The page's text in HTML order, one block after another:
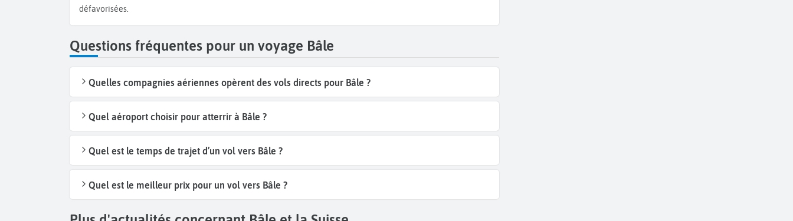
défavorisées.
Questions fréquentes pour un voyage Bâle
Quelles compagnies aériennes opèrent des vols directs pour Bâle ?
Quel aéroport choisir pour atterrir à Bâle ?
Quel est le temps de trajet d’un vol vers Bâle ?
Quel est le meilleur prix pour un vol vers Bâle ?